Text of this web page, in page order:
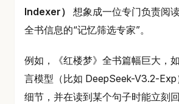
Indexer）
想象成一位专门负责阅
全书信息的“记忆筛选专家”。
例如，《红楼梦》全书篇幅巨大，
言模型（比如 DeepSeek-V3.2-
细节，并在读到某个句子时能立刻